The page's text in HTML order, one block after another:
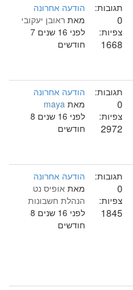
תגובות:
0
צפיות:
1668
הודעה אחרונה
מאת ראובן יעקובי
לפני 16 שנים 7
חודשים
תגובות:
0
צפיות:
2972
הודעה אחרונה
מאת maya
לפני 16 שנים 8
חודשים
תגובות:
0
צפיות:
1845
הודעה אחרונה
מאת אופיס נט
הנהלת חשבונות
לפני 16 שנים 8
חודשים